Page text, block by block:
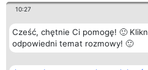
10:27
Cześć, chętnie Ci pomogę! 🙂
odpowiedni temat rozmowy! 🙂
Organizator plebiscytu